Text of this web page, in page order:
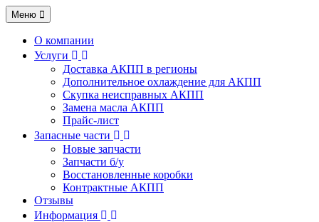
Меню
О компании
Услуги
Доставка АКПП в регионы
Дополнительное охлаждение для АКПП
Скупка неисправных АКПП
Замена масла АКПП
Прайс-лист
Запасные части
Новые запчасти
Запчасти б/у
Восстановленные коробки
Контрактные АКПП
Отзывы
Информация